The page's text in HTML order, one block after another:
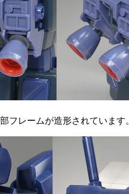
フレームが造形されています。